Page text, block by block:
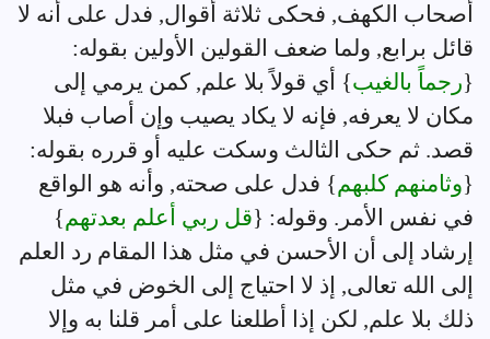
أصحاب الكهف, فحكى ثلاثة أقوال, فدل على أنه لا
قائل برابع, ولما ضعف القولين الأولين بقوله:
{رجماً بالغيب} أي قولاً بلا علم, كمن يرمي إلى
مكان لا يعرفه, فإنه لا يكاد يصيب وإن أصاب فبلا
قصد. ثم حكى الثالث وسكت عليه أو قرره بقوله:
{وثامنهم كلبهم} فدل على صحته, وأنه هو الواقع
في نفس الأمر. وقوله: {قل ربي أعلم بعدتهم}
إرشاد إلى أن الأحسن في مثل هذا المقام رد العلم
إلى الله تعالى, إذ لا احتياج إلى الخوض في مثل
ذلك بلا علم, لكن إذا أطلعنا على أمر قلنا به وإلا